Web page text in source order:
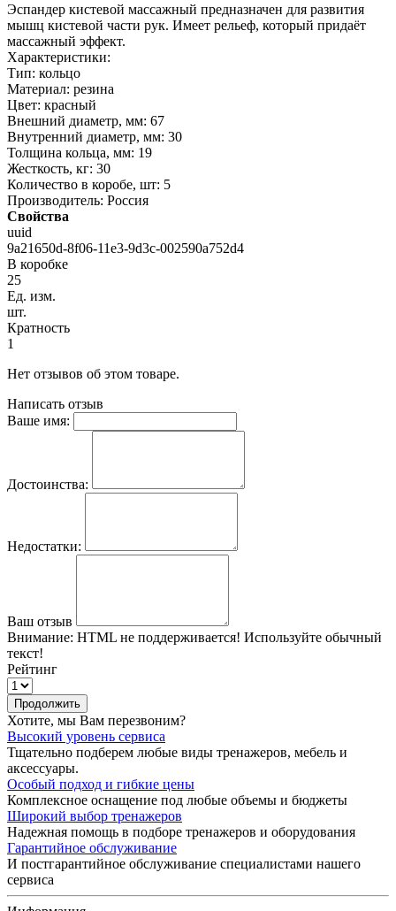
Эспандер кистевой массажный предназначен для развития
мышц кистевой части рук. Имеет рельеф, который придаёт
массажный эффект.
Характеристики:
Тип: кольцо
Материал: резина
Цвет: красный
Внешний диаметр, мм: 67
Внутренний диаметр, мм: 30
Толщина кольца, мм: 19
Жесткость, кг: 30
Количество в коробе, шт: 5
Производитель: Россия
Свойства
uuid
9a21650d-8f06-11e3-9d3c-002590a752d4
В коробке
25
Ед. изм.
шт.
Кратность
1
Нет отзывов об этом товаре.
Написать отзыв
Ваше имя:
Достоинства:
Недостатки:
Ваш отзыв
Внимание: HTML не поддерживается! Используйте обычный
текст!
Рейтинг
Продолжить
Хотите, мы Вам перезвоним?
Высокий уровень сервиса
Тщательно подберем любые виды тренажеров, мебель и
аксессуары.
Особый подход и гибкие цены
Комплексное оснащение под любые объемы и бюджеты
Широкий выбор тренажеров
Надежная помощь в подборе тренажеров и оборудования
Гарантийное обслуживание
И постгарантийное обслуживание специалистами нашего
сервиса